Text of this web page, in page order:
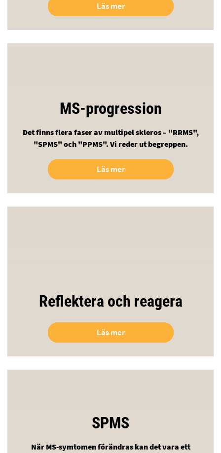
Läs mer
MS-progression
Det finns flera faser av multipel skleros – "RRMS",
"SPMS" och "PPMS". Vi reder ut begreppen.
Läs mer
Reflektera och reagera
Läs mer
SPMS
När MS-symtomen förändras kan det vara ett